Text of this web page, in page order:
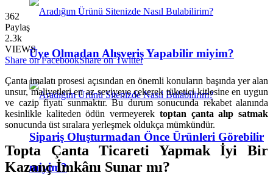
Üye Olmadan Alışveriş Yapabilir miyim?
Sipariş Oluşturmadan Önce Ürünleri Görebilir
miyim?
362
Paylaş
2.3k
VIEWS
Share on FacebookShare on Twitter
Çanta imalatı prosesi açısından en önemli konuların başında yer alan
unsur, maliyetleri en az seviyeye çekerek tüketici kitlesine en uygun
ve cazip fiyatı sunmaktır. Bu durum sonucunda rekabet alanında
kesinlikle kaliteden ödün vermeyerek toptan çanta alıp satmak
sonucunda üst sıralara yerleşmek oldukça mümkündür.
Topta Çanta Ticareti Yapmak İyi Bir
Kazanç İmkânı Sunar mı?